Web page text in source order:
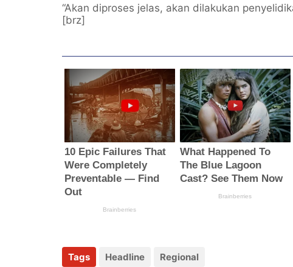
“Akan diproses jelas, akan dilakukan
[brz]
Tags Headline Regional